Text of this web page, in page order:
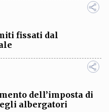
fissati dal
dell’imposta di
albergatori